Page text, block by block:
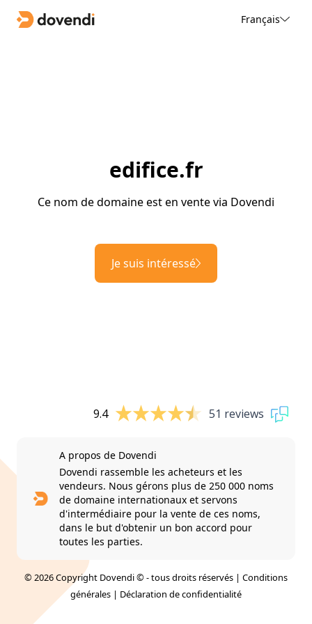
Français
edifice.fr
Ce nom de domaine est en vente via Dovendi
Je suis intéressé
9.4 51 reviews
A propos de Dovendi
Dovendi rassemble les acheteurs et les
vendeurs. Nous gérons plus de 250 000 noms
de domaine internationaux et servons
d'intermédiaire pour la vente de ces noms,
dans le but d'obtenir un bon accord pour
toutes les parties.
© 2026 Copyright Dovendi © - tous droits réservés | Conditions
générales | Déclaration de confidentialité